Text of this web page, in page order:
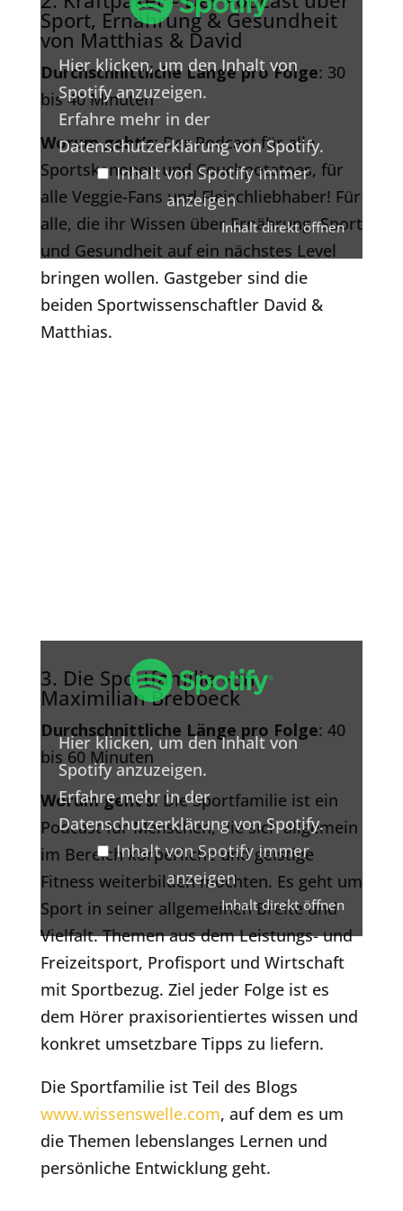
anzeigen
Hier klicken, um den Inhalt von
Spotify anzuzeigen.
Erfahre mehr in der
Datenschutzerklärung von Spotify.
Inhalt von Spotify immer
anzeigen
Inhalt direkt öffnen
Sport, Ernährung & Gesundheit
von Matthias & David
Durchschnittliche Länge pro Folge: 30
bis 40 Minuten
Worum geht’s: Der Podcast für alle
Sportskanonen und Couchpotatoes, für
alle Veggie-Fans und Fleischliebhaber! Für
alle, die ihr Wissen über Ernährung, Sport
und Gesundheit auf ein nächstes Level
bringen wollen. Gastgeber sind die
beiden Sportwissenschaftler David &
Matthias.
Spotify
anzeigen
Hier klicken, um den Inhalt von
Spotify anzuzeigen.
Erfahre mehr in der
Datenschutzerklärung von Spotify.
Inhalt von Spotify immer
anzeigen
Inhalt direkt öffnen
3. Die Sportfamilie von
Maximilian Breboeck
Durchschnittliche Länge pro Folge: 40
bis 60 Minuten
Worum geht’s: Die Sportfamilie ist ein
Podcast für Menschen, die sich allgemein
im Bereich körperliche und geistige
Fitness weiterbilden möchten. Es geht um
Sport in seiner allgemeinen Breite und
Vielfalt. Themen aus dem Leistungs- und
Freizeitsport, Profisport und Wirtschaft
mit Sportbezug. Ziel jeder Folge ist es
dem Hörer praxisorientiertes wissen und
konkret umsetzbare Tipps zu liefern.
Die Sportfamilie ist Teil des Blogs
www.wissenswelle.com, auf dem es um
die Themen lebenslanges Lernen und
persönliche Entwicklung geht.